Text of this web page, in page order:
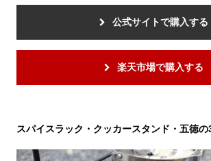
公式サイトで購入する
楽天市場で購入する
スパイスラック・クッカースタンド・五徳